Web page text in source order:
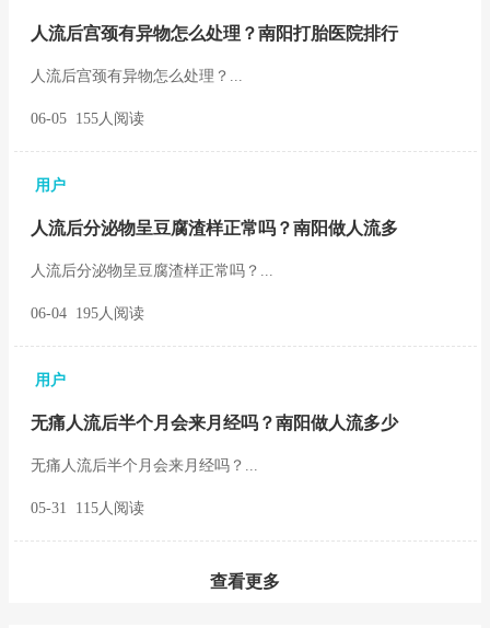
人流后宫颈有异物怎么处理？南阳打胎医院排行
人流后宫颈有异物怎么处理？...
06-05 155人阅读
用户
人流后分泌物呈豆腐渣样正常吗？南阳做人流多
人流后分泌物呈豆腐渣样正常吗？...
06-04 195人阅读
用户
无痛人流后半个月会来月经吗？南阳做人流多少
无痛人流后半个月会来月经吗？...
05-31 115人阅读
查看更多